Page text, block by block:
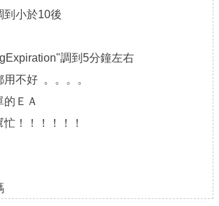
到小於10後
調到5分鐘左右
不好 。。。。
ＥＡ
！！！！！！